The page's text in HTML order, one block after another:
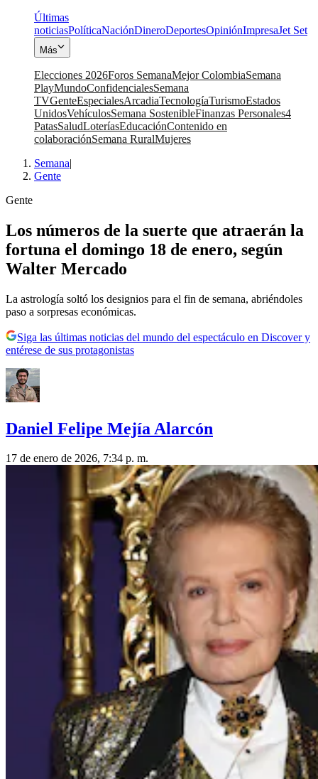
Últimas
noticiasPolíticaNaciónDineroDeportesOpiniónImpresaJet Set
Más
Elecciones 2026Foros SemanaMejor ColombiaSemana
PlayMundoConfidencialesSemana
TVGenteEspecialesArcadiaTecnologíaTurismoEstados
UnidosVehículosSemana SostenibleFinanzas Personales4
PatasSaludLoteríasEducaciónContenido en
colaboraciónSemana RuralMujeres
Semana|
Gente
Gente
Los números de la suerte que atraerán la
fortuna el domingo 18 de enero, según
Walter Mercado
La astrología soltó los designios para el fin de semana, abriéndoles
paso a sorpresas económicas.
Siga las últimas noticias del mundo del espectáculo en Discover y
entérese de sus protagonistas
Daniel Felipe Mejía Alarcón
17 de enero de 2026, 7:34 p. m.